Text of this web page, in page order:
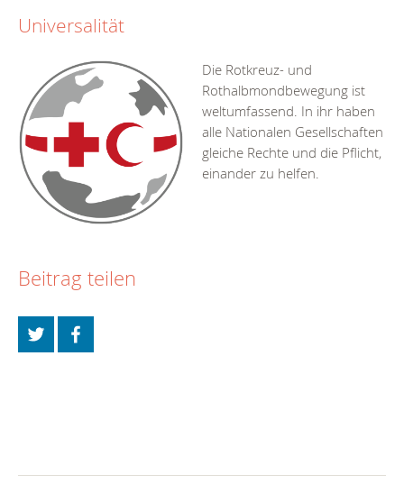
Universalität
Die Rotkreuz- und
Rothalbmondbewegung ist
weltumfassend. In ihr haben
alle Nationalen Gesellschaften
gleiche Rechte und die Pflicht,
einander zu helfen.
Beitrag teilen